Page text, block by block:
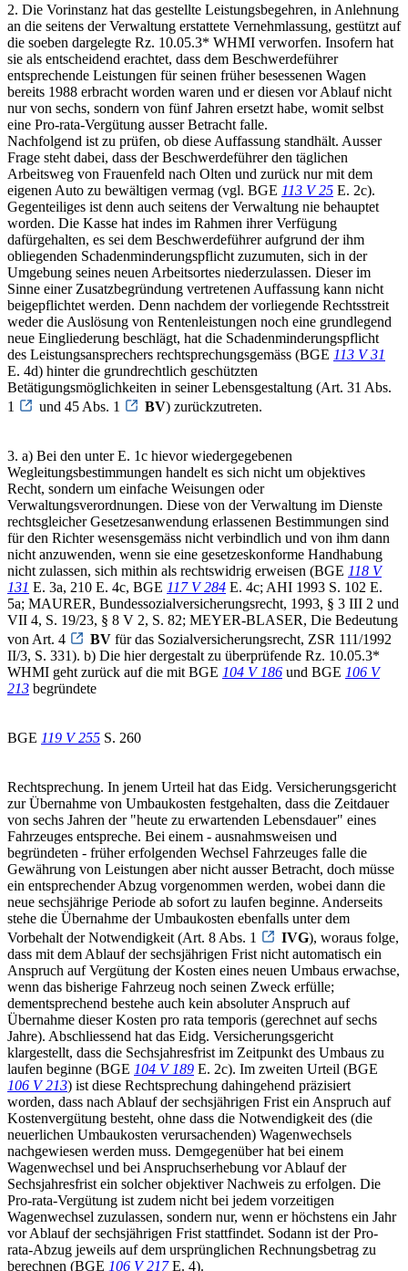
2. Die Vorinstanz hat das gestellte Leistungsbegehren, in Anlehnung
an die seitens der Verwaltung erstattete Vernehmlassung, gestützt auf
die soeben dargelegte Rz. 10.05.3* WHMI verworfen. Insofern hat
sie als entscheidend erachtet, dass dem Beschwerdeführer
entsprechende Leistungen für seinen früher besessenen Wagen
bereits 1988 erbracht worden waren und er diesen vor Ablauf nicht
nur von sechs, sondern von fünf Jahren ersetzt habe, womit selbst
eine Pro-rata-Vergütung ausser Betracht falle.
Nachfolgend ist zu prüfen, ob diese Auffassung standhält. Ausser
Frage steht dabei, dass der Beschwerdeführer den täglichen
Arbeitsweg von Frauenfeld nach Olten und zurück nur mit dem
eigenen Auto zu bewältigen vermag (vgl. BGE 113 V 25 E. 2c).
Gegenteiliges ist denn auch seitens der Verwaltung nie behauptet
worden. Die Kasse hat indes im Rahmen ihrer Verfügung
dafürgehalten, es sei dem Beschwerdeführer aufgrund der ihm
obliegenden Schadenminderungspflicht zuzumuten, sich in der
Umgebung seines neuen Arbeitsortes niederzulassen. Dieser im
Sinne einer Zusatzbegründung vertretenen Auffassung kann nicht
beigepflichtet werden. Denn nachdem der vorliegende Rechtsstreit
weder die Auslösung von Rentenleistungen noch eine grundlegend
neue Eingliederung beschlägt, hat die Schadenminderungspflicht
des Leistungsansprechers rechtsprechungsgemäss (BGE 113 V 31
E. 4d) hinter die grundrechtlich geschützten
Betätigungsmöglichkeiten in seiner Lebensgestaltung (Art. 31 Abs.
1
und 45 Abs. 1 BV) zurückzutreten.
3. a) Bei den unter E. 1c hievor wiedergegebenen
Wegleitungsbestimmungen handelt es sich nicht um objektives
Recht, sondern um einfache Weisungen oder
Verwaltungsverordnungen. Diese von der Verwaltung im Dienste
rechtsgleicher Gesetzesanwendung erlassenen Bestimmungen sind
für den Richter wesensgemäss nicht verbindlich und von ihm dann
nicht anzuwenden, wenn sie eine gesetzeskonforme Handhabung
nicht zulassen, sich mithin als rechtswidrig erweisen (BGE 118 V
131 E. 3a, 210 E. 4c, BGE 117 V 284 E. 4c; AHI 1993 S. 102 E.
5a; MAURER, Bundessozialversicherungsrecht, 1993, § 3 III 2 und
VII 4, S. 19/23, § 8 V 2, S. 82; MEYER-BLASER, Die Bedeutung
von Art. 4
BV für das Sozialversicherungsrecht, ZSR 111/1992
II/3, S. 331). b) Die hier dergestalt zu überprüfende Rz. 10.05.3*
WHMI geht zurück auf die mit BGE 104 V 186 und BGE 106 V
213 begründete
BGE 119 V 255 S. 260
Rechtsprechung. In jenem Urteil hat das Eidg. Versicherungsgericht
zur Übernahme von Umbaukosten festgehalten, dass die Zeitdauer
von sechs Jahren der "heute zu erwartenden Lebensdauer" eines
Fahrzeuges entspreche. Bei einem - ausnahmsweisen und
begründeten - früher erfolgenden Wechsel Fahrzeuges falle die
Gewährung von Leistungen aber nicht ausser Betracht, doch müsse
ein entsprechender Abzug vorgenommen werden, wobei dann die
neue sechsjährige Periode ab sofort zu laufen beginne. Anderseits
stehe die Übernahme der Umbaukosten ebenfalls unter dem
Vorbehalt der Notwendigkeit (Art. 8 Abs. 1
IVG), woraus folge,
dass mit dem Ablauf der sechsjährigen Frist nicht automatisch ein
Anspruch auf Vergütung der Kosten eines neuen Umbaus erwachse,
wenn das bisherige Fahrzeug noch seinen Zweck erfülle;
dementsprechend bestehe auch kein absoluter Anspruch auf
Übernahme dieser Kosten pro rata temporis (gerechnet auf sechs
Jahre). Abschliessend hat das Eidg. Versicherungsgericht
klargestellt, dass die Sechsjahresfrist im Zeitpunkt des Umbaus zu
laufen beginne (BGE 104 V 189 E. 2c). Im zweiten Urteil (BGE
106 V 213) ist diese Rechtsprechung dahingehend präzisiert
worden, dass nach Ablauf der sechsjährigen Frist ein Anspruch auf
Kostenvergütung besteht, ohne dass die Notwendigkeit des (die
neuerlichen Umbaukosten verursachenden) Wagenwechsels
nachgewiesen werden muss. Demgegenüber hat bei einem
Wagenwechsel und bei Anspruchserhebung vor Ablauf der
Sechsjahresfrist ein solcher objektiver Nachweis zu erfolgen. Die
Pro-rata-Vergütung ist zudem nicht bei jedem vorzeitigen
Wagenwechsel zuzulassen, sondern nur, wenn er höchstens ein Jahr
vor Ablauf der sechsjährigen Frist stattfindet. Sodann ist der Pro-
rata-Abzug jeweils auf dem ursprünglichen Rechnungsbetrag zu
berechnen (BGE 106 V 217E. 4).